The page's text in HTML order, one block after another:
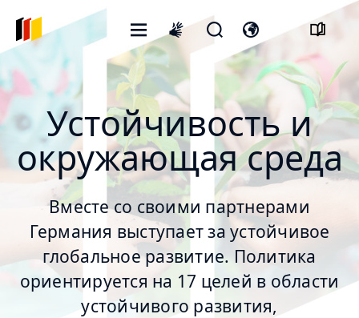
Открытое
меню
International
sign
language
Открыть
форму
Откройте
переключатель
языка
Устойчивость и
окружающая среда
Вместе со своими партнерами
Германия выступает за устойчивое
глобальное развитие. Политика
ориентируется на 17 целей в области
устойчивого развития,